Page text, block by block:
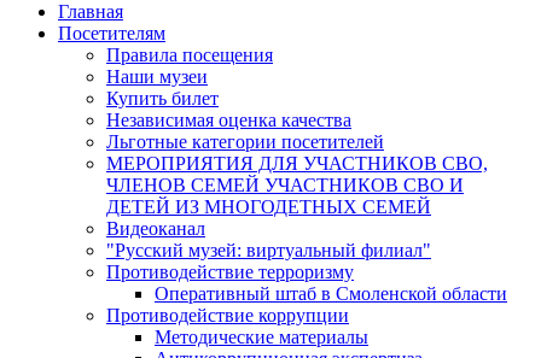
Главная
Посетителям
Правила посещения
Наши музеи
Купить билет
Независимая оценка качества
Льготные категории посетителей
МЕРОПРИЯТИЯ ДЛЯ УЧАСТНИКОВ СВО,
ЧЛЕНОВ СЕМЕЙ УЧАСТНИКОВ СВО И
ДЕТЕЙ ИЗ МНОГОДЕТНЫХ СЕМЕЙ
Видеоканал
"Русский музей: виртуальный филиал"
Противодействие терроризму
Оперативный штаб в Смоленской области
Противодействие коррупции
Методические материалы